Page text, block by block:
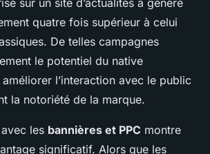
quatre fois supérieur à celui
De telles campagnes
le potentiel du native
l’interaction avec le public
la notoriété de la marque.
les bannières et PPC montre
significatif. Alors que les